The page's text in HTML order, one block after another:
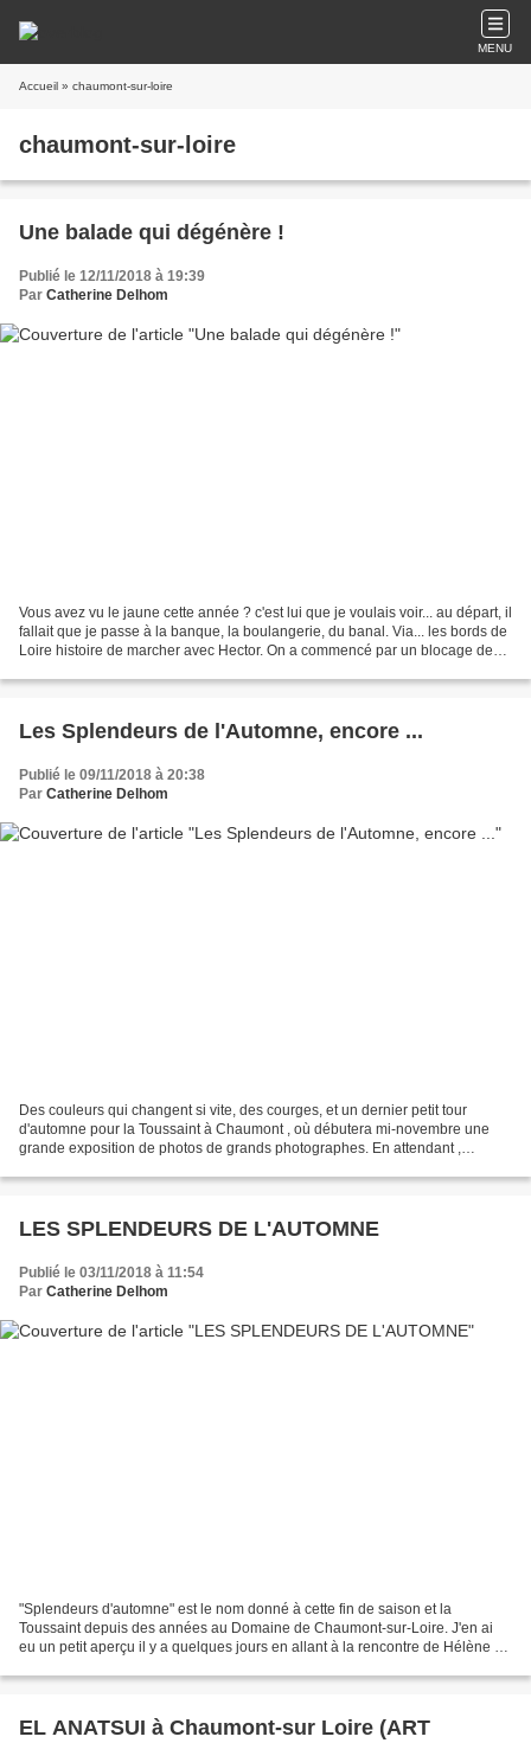
MENU
Accueil » chaumont-sur-loire
chaumont-sur-loire
Une balade qui dégénère !
Publié le 12/11/2018 à 19:39
Par Catherine Delhom
Vous avez vu le jaune cette année ? c'est lui que je voulais voir... au départ, il
fallait que je passe à la banque, la boulangerie, du banal. Via... les bords de
Loire histoire de marcher avec Hector. On a commencé par un blocage de
Les Splendeurs de l'Automne, encore ...
Publié le 09/11/2018 à 20:38
Par Catherine Delhom
Des couleurs qui changent si vite, des courges, et un dernier petit tour
d'automne pour la Toussaint à Chaumont , où débutera mi-novembre une
grande exposition de photos de grands photographes. En attendant ,
LES SPLENDEURS DE L'AUTOMNE
Publié le 03/11/2018 à 11:54
Par Catherine Delhom
"Splendeurs d'automne" est le nom donné à cette fin de saison et la
Toussaint depuis des années au Domaine de Chaumont-sur-Loire. J'en ai
eu un petit aperçu il y a quelques jours en allant à la rencontre de Hélène de
EL ANATSUI à Chaumont-sur Loire (ART